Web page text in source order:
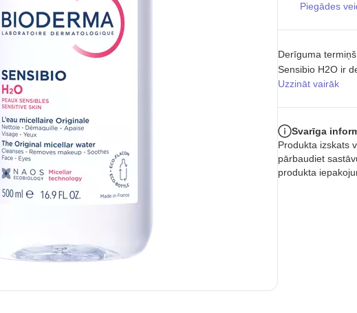
Piegādes
Derīguma
Sensibio H2O ir
Uzzināt vairāk
Svarīga
Produkta izskats
pārbaudiet
produkta